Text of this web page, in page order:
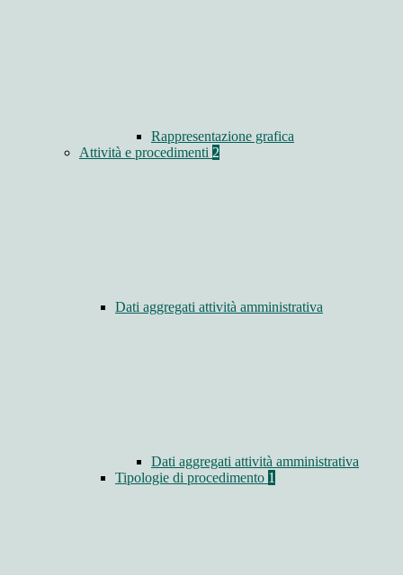
Rappresentazione grafica
Attività e procedimenti 2
Dati aggregati attività amministrativa
Dati aggregati attività amministrativa
Tipologie di procedimento 1